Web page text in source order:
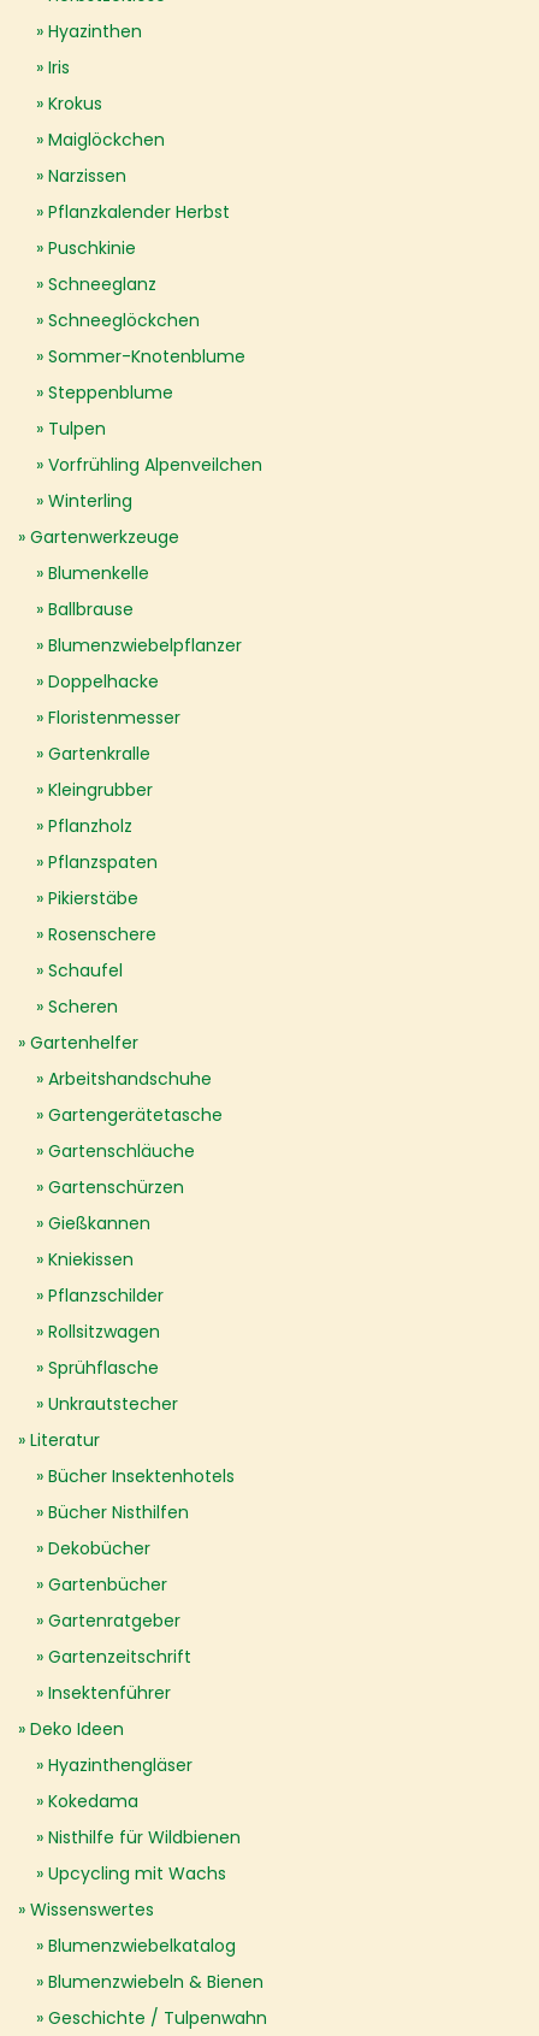
Hyazinthen
Iris
Krokus
Maiglöckchen
Narzissen
Pflanzkalender Herbst
Puschkinie
Schneeglanz
Schneeglöckchen
Sommer-Knotenblume
Steppenblume
Tulpen
Vorfrühling Alpenveilchen
Winterling
Gartenwerkzeuge
Blumenkelle
Ballbrause
Blumenzwiebelpflanzer
Doppelhacke
Floristenmesser
Gartenkralle
Kleingrubber
Pflanzholz
Pflanzspaten
Pikierstäbe
Rosenschere
Schaufel
Scheren
Gartenhelfer
Arbeitshandschuhe
Gartengerätetasche
Gartenschläuche
Gartenschürzen
Gießkannen
Kniekissen
Pflanzschilder
Rollsitzwagen
Sprühflasche
Unkrautstecher
Literatur
Bücher Insektenhotels
Bücher Nisthilfen
Dekobücher
Gartenbücher
Gartenratgeber
Gartenzeitschrift
Insektenführer
Deko Ideen
Hyazinthengläser
Kokedama
Nisthilfe für Wildbienen
Upcycling mit Wachs
Wissenswertes
Blumenzwiebelkatalog
Blumenzwiebeln & Bienen
Geschichte / Tulpenwahn